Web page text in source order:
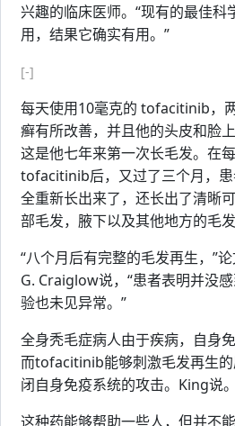
兴趣的临床医师。“现有的最佳科
用，结果它确实有用。”
[-]
每天使用10毫克的 tofacitinib，
癣有所改善，并且他的头皮和
这是他七年来第一次长毛发。在
tofacitinib后，又过了三个月，
全重新长出来了，还长出了清晰
部毛发，腋下以及其他地方的毛
“八个月后有完整的毛发再生，”
G. Craiglow说，“患者表明并没
验也未见异常。”
全身秃毛症病人由于疾病，自身
而tofacitinib能够刺激毛发再生
闭自身免疫系统的攻击。King说。
这种药能够帮助一些人，但并不